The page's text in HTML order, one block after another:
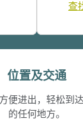
查
位置及交通
便进出，轻松到
的任何地方。